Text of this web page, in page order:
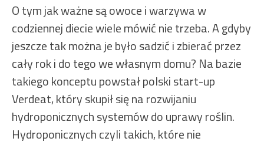
O tym jak ważne są owoce i warzywa w
codziennej diecie wiele mówić nie trzeba. A gdyby
jeszcze tak można je było sadzić i zbierać przez
cały rok i do tego we własnym domu? Na bazie
takiego konceptu powstał polski start-up
Verdeat, który skupił się na rozwijaniu
hydroponicznych systemów do uprawy roślin.
Hydroponicznych czyli takich, które nie